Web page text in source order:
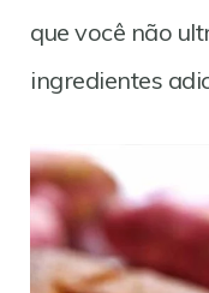
que você não
ingredientes